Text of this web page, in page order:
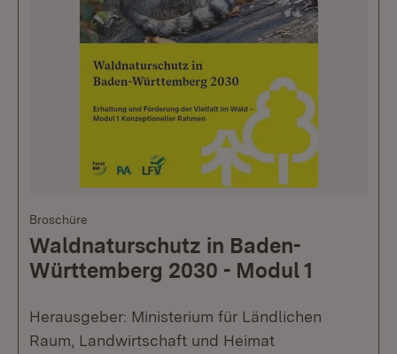
Broschüre
Waldnaturschutz in Baden-
Württemberg 2030 - Modul 1
Herausgeber: Ministerium für Ländlichen
Raum, Landwirtschaft und Heimat